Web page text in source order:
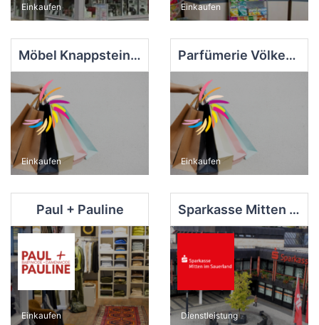
Einkaufen Einkaufen
Möbel Knappstein GmbH & Co. KG Meschede - Das Küchenstudio und Möbelhaus
Einkaufen
Parfümerie Völker - Dessous-Kosmetikkabine e.K.
Einkaufen
Paul + Pauline
Einkaufen
Sparkasse Mitten im Sauerland
Dienstleistung